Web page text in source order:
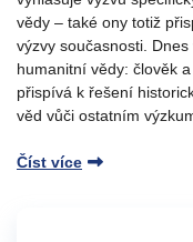
vědy – také ony totiž
výzvy současnosti.
humanitní vědy: člověk
přispívá k řešení
věd vůči ostatním
Číst více